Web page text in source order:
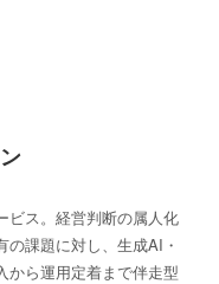
ビス。経営判断の属人化
課題に対し、生成AI・
から運用定着まで伴走型